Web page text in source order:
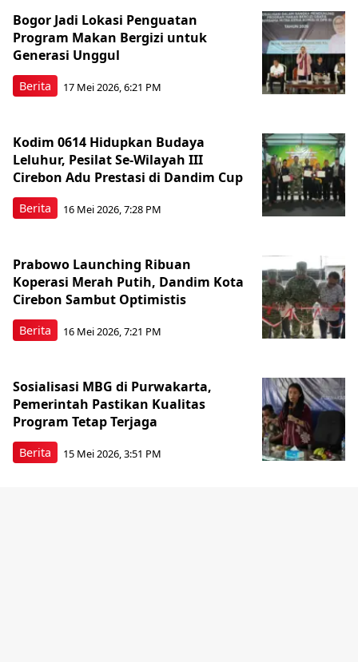
Berita
Bogor Jadi Lokasi Penguatan
Program Makan Bergizi untuk
Generasi Unggul
17 Mei 2026, 6:21 PM
Berita
Kodim 0614 Hidupkan Budaya
Leluhur, Pesilat Se-Wilayah III
Cirebon Adu Prestasi di Dandim Cup
16 Mei 2026, 7:28 PM
Berita
Prabowo Launching Ribuan
Koperasi Merah Putih, Dandim Kota
Cirebon Sambut Optimistis
16 Mei 2026, 7:21 PM
Berita
Sosialisasi MBG di Purwakarta,
Pemerintah Pastikan Kualitas
Program Tetap Terjaga
15 Mei 2026, 3:51 PM